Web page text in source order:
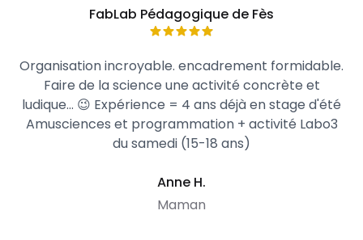
FabLab Pédagogique de Fès
Organisation incroyable. encadrement formidable.
Faire de la science une activité concrète et
ludique... 😉 Expérience = 4 ans déjà en stage d'été
Amusciences et programmation + activité Labo3
du samedi (15-18 ans)
Anne H.
Maman